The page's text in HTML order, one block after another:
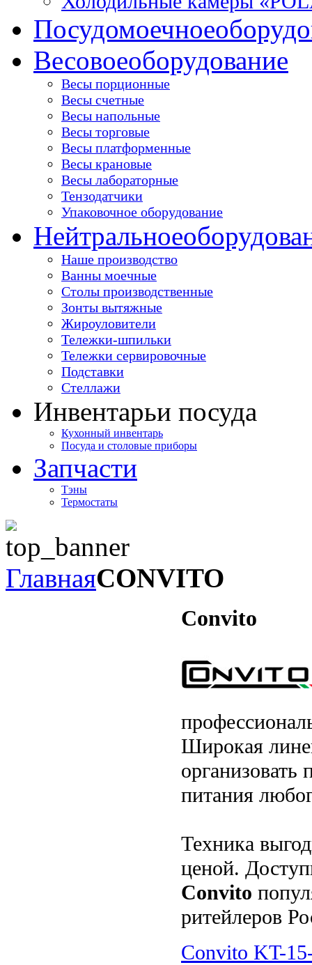
Посудомоечное
Весовоеоборудование
Весы порционные
Весы счетные
Весы напольные
Весы торговые
Весы платформенные
Весы крановые
Весы лабораторные
Тензодатчики
Упаковочное оборудование
Нейтральное
Наше производство
Ванны моечные
Столы производственные
Зонты вытяжные
Жироуловители
Тележки-шпильки
Тележки сервировочные
Подставки
Стеллажи
Инвентарьи посуда
Кухонный инвентарь
Посуда и столовые приборы
Запчасти
Тэны
Термостаты
ГлавнаяCONVITO
Convito
Широкая
организовать
питания
Техника
ценой.
Convito
ритейлеров
Convito KT-